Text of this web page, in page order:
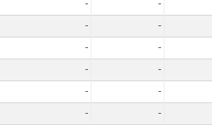
- -
- -
- -
- -
- -
- -